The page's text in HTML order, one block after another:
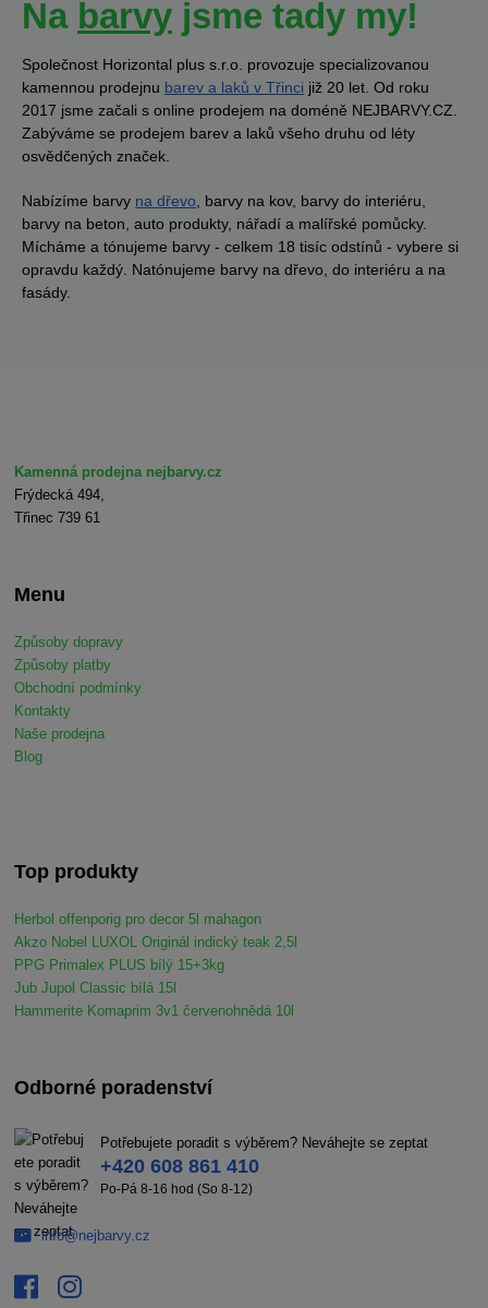
Na barvy jsme tady my!
Společnost Horizontal plus s.r.o. provozuje specializovanou
kamennou prodejnu barev a laků v Třinci již 20 let. Od roku
2017 jsme začali s online prodejem na doméně NEJBARVY.CZ.
Zabýváme se prodejem barev a laků všeho druhu od léty
osvědčených značek.
Nabízíme barvy na dřevo , barvy na kov, barvy do interiéru,
barvy na beton, auto produkty, nářadí a malířské pomůcky.
Mícháme a tónujeme barvy - celkem 18 tisíc odstínů - vybere si
opravdu každý. Natónujeme barvy na dřevo, do interiéru a na
fasády.
Kamenná prodejna nejbarvy.cz
Frýdecká 494,
Třinec 739 61
Menu
Způsoby dopravy
Způsoby platby
Obchodní podmínky
Kontakty
Naše prodejna
Blog
Top produkty
Herbol offenporig pro decor 5l mahagon
Akzo Nobel LUXOL Originál indický teak 2,5l
PPG Primalex PLUS bílý 15+3kg
Jub Jupol Classic bílá 15l
Hammerite Komaprim 3v1 červenohnědá 10l
Odborné poradenství
Potřebujete poradit s výběrem? Neváhejte se zeptat
+420 608 861 410
Po-Pá 8-16 hod (So 8-12)
info@nejbarvy.cz